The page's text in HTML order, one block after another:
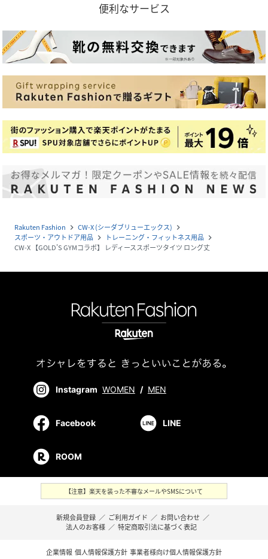
便利なサービス
Rakuten Fashion navigate_next CW-X (シーダブリューエックス) navigate_next
スポーツ・アウトドア用品 navigate_next トレーニング・フィットネス用品 navigate_next
CW-X 【GOLD'S GYMコラボ】 レディーススポーツタイツ ロング丈
Instagram WOMEN / MEN
Facebook LINE
ROOM
【注意】楽天を装った不審なメールやSMSについて
新規会員登録 ／ ご利用ガイド ／ お問い合わせ ／
法人のお客様 ／ 特定商取引法に基づく表記
企業情報 個人情報保護方針 事業者様向け個人情報保護方針